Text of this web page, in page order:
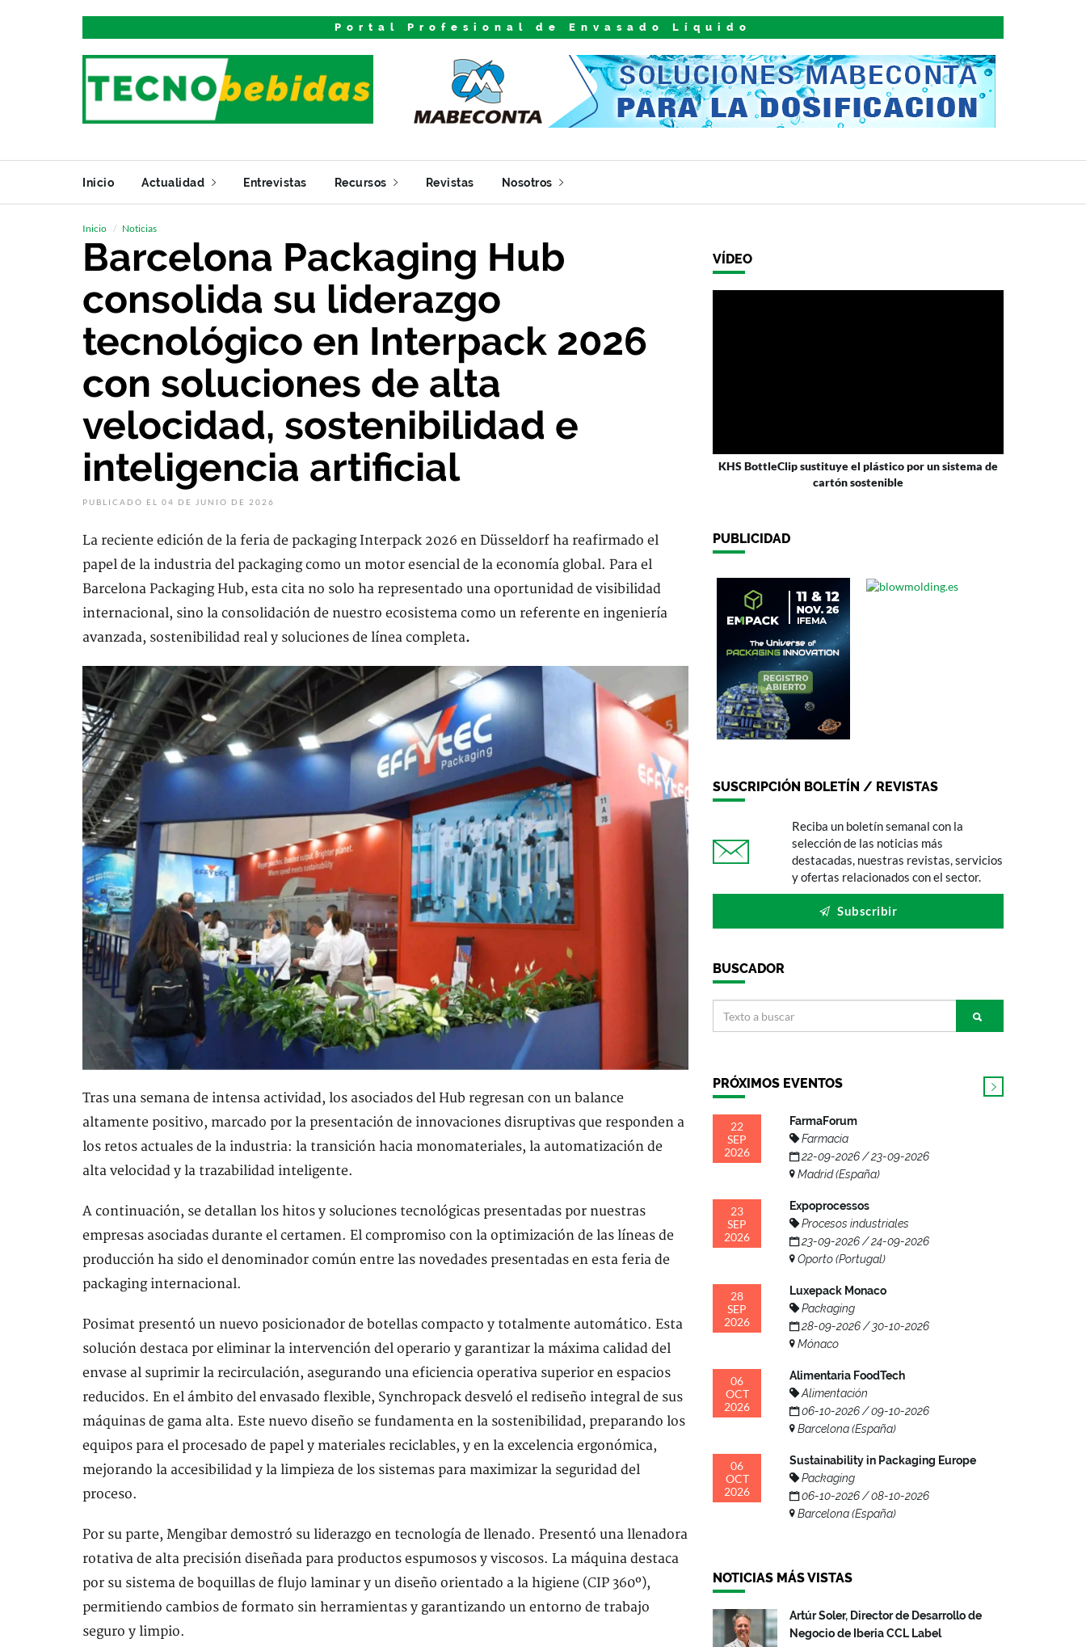
Portal Profesional de Envasado Líquido
Inicio Actualidad Entrevistas Recursos Revistas Nosotros
Inicio Noticias
Barcelona Packaging Hub
consolida su liderazgo
tecnológico en Interpack 2026
con soluciones de alta
velocidad, sostenibilidad e
inteligencia artificial
PUBLICADO EL 04 DE JUNIO DE 2026
La reciente edición de la feria de packaging Interpack 2026 en Düsseldorf ha reafirmado el
papel de la industria del packaging como un motor esencial de la economía global. Para el
Barcelona Packaging Hub, esta cita no solo ha representado una oportunidad de visibilidad
internacional, sino la consolidación de nuestro ecosistema como un referente en ingeniería
avanzada, sostenibilidad real y soluciones de línea completa.
Tras una semana de intensa actividad, los asociados del Hub regresan con un balance
altamente positivo, marcado por la presentación de innovaciones disruptivas que responden a
los retos actuales de la industria: la transición hacia monomateriales, la automatización de
alta velocidad y la trazabilidad inteligente.
A continuación, se detallan los hitos y soluciones tecnológicas presentadas por nuestras
empresas asociadas durante el certamen. El compromiso con la optimización de las líneas de
producción ha sido el denominador común entre las novedades presentadas en esta feria de
packaging internacional.
Posimat presentó un nuevo posicionador de botellas compacto y totalmente automático. Esta
solución destaca por eliminar la intervención del operario y garantizar la máxima calidad del
envase al suprimir la recirculación, asegurando una eficiencia operativa superior en espacios
reducidos. En el ámbito del envasado flexible, Synchropack desveló el rediseño integral de sus
máquinas de gama alta. Este nuevo diseño se fundamenta en la sostenibilidad, preparando los
equipos para el procesado de papel y materiales reciclables, y en la excelencia ergonómica,
mejorando la accesibilidad y la limpieza de los sistemas para maximizar la seguridad del
proceso.
Por su parte, Mengibar demostró su liderazgo en tecnología de llenado. Presentó una llenadora
rotativa de alta precisión diseñada para productos espumosos y viscosos. La máquina destaca
por su sistema de boquillas de flujo laminar y un diseño orientado a la higiene (CIP 360º),
permitiendo cambios de formato sin herramientas y garantizando un entorno de trabajo
seguro y limpio.
VÍDEO
KHS BottleClip sustituye el plástico por un sistema de
cartón sostenible
PUBLICIDAD
SUSCRIPCIÓN BOLETÍN / REVISTAS
Reciba un boletín semanal con la
selección de las noticias más
destacadas, nuestras revistas, servicios
y ofertas relacionados con el sector.
Subscribir
BUSCADOR
PRÓXIMOS EVENTOS
22
SEP
2026
FarmaForum
Farmacia
22-09-2026 / 23-09-2026
Madrid (España)
23
SEP
2026
Expoprocessos
Procesos industriales
23-09-2026 / 24-09-2026
Oporto (Portugal)
28
SEP
2026
Luxepack Monaco
Packaging
28-09-2026 / 30-10-2026
Mónaco
06
OCT
2026
Alimentaria FoodTech
Alimentación
06-10-2026 / 09-10-2026
Barcelona (España)
06
OCT
2026
Sustainability in Packaging Europe
Packaging
06-10-2026 / 08-10-2026
Barcelona (España)
NOTICIAS MÁS VISTAS
Artúr Soler, Director de Desarrollo de
Negocio de Iberia CCL Label